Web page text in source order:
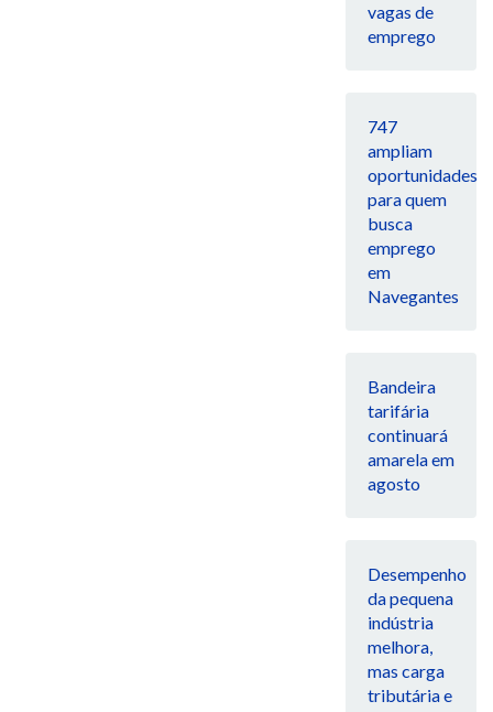
vagas de
emprego
747
ampliam
oportunidades
para quem
busca
emprego
em
Navegantes
Bandeira
tarifária
continuará
amarela em
agosto
Desempenho
da pequena
indústria
melhora,
mas carga
tributária e